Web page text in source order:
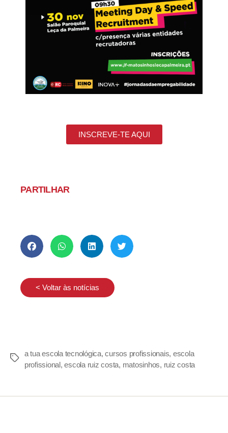
INSCREVE-TE AQUI
PARTILHAR
< Voltar às notícias
a tua escola tecnológica,cursos profissionais, escola
profissional,escola ruiz costa, matosinhos, ruiz costa